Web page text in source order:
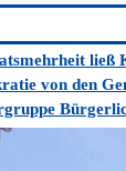
ließ
von den